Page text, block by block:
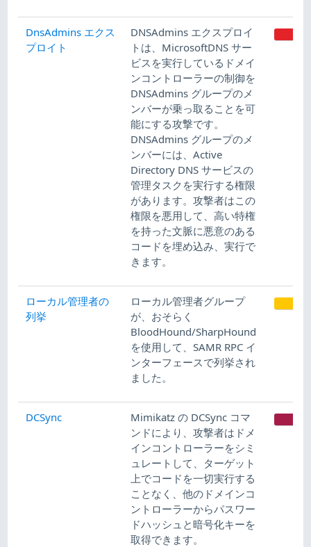
DnsAdmins エクス
プロイト
DNSAdmins エクスプロイ
トは、MicrosoftDNS サー
ビスを実行しているドメイ
ンコントローラーの制御を
DNSAdmins グループのメ
ンバーが乗っ取ることを可
能にする攻撃です。
DNSAdmins グループのメ
ンバーには、Active
Directory DNS サービスの
管理タスクを実行する権限
があります。攻撃者はこの
権限を悪用して、高い特権
を持った文脈に悪意のある
コードを埋め込み、実行で
きます。
ローカル管理者の
列挙
ローカル管理者グループ
が、おそらく
BloodHound/SharpHound
を使用して、SAMR RPC イ
ンターフェースで列挙され
ました。
DCSync
Mimikatz の DCSync コマ
ンドにより、攻撃者はドメ
インコントローラーをシミ
ュレートして、ターゲット
上でコードを一切実行する
ことなく、他のドメインコ
ントローラーからパスワー
ドハッシュと暗号化キーを
取得できます。